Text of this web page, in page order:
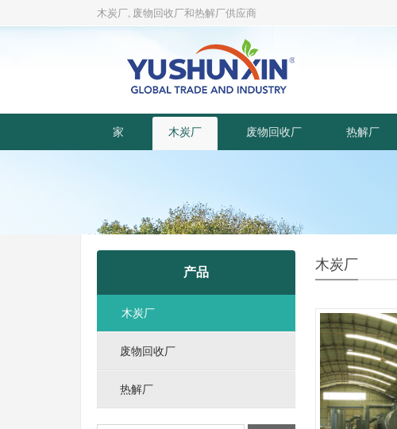
木炭厂, 废物回收厂和热解厂供应商
家 木炭厂 废物回收厂 热解厂
木炭厂
产品
木炭厂
废物回收厂
热解厂